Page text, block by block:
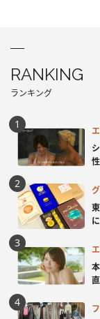
RANKING
ランキング